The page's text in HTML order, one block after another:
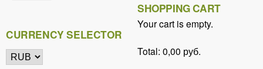
CURRENCY SELECTOR
SHOPPING CART
Your cart is empty.
Total: 0,00 руб.